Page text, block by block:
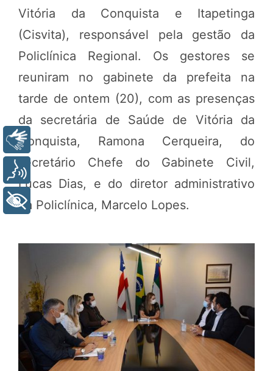
Vitória da Conquista e Itapetinga
(Cisvita), responsável pela gestão da
Policlínica Regional. Os gestores se
reuniram no gabinete da prefeita na
tarde de ontem (20), com as presenças
da secretária de Saúde de Vitória da
Conquista, Ramona Cerqueira, do
secretário Chefe do Gabinete Civil,
Lucas Dias, e do diretor administrativo
da Policlínica, Marcelo Lopes.
Libras
Voz
+ Acessibilidade